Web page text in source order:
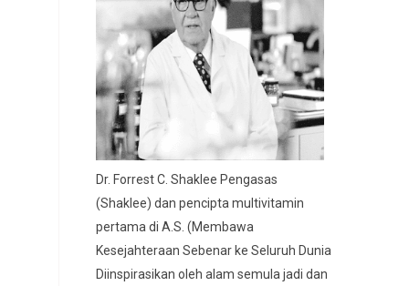
Dr. Forrest C. Shaklee Pengasas
(Shaklee) dan pencipta multivitamin
pertama di A.S. (Membawa
Kesejahteraan Sebenar ke Seluruh Dunia
Diinspirasikan oleh alam semula jadi dan